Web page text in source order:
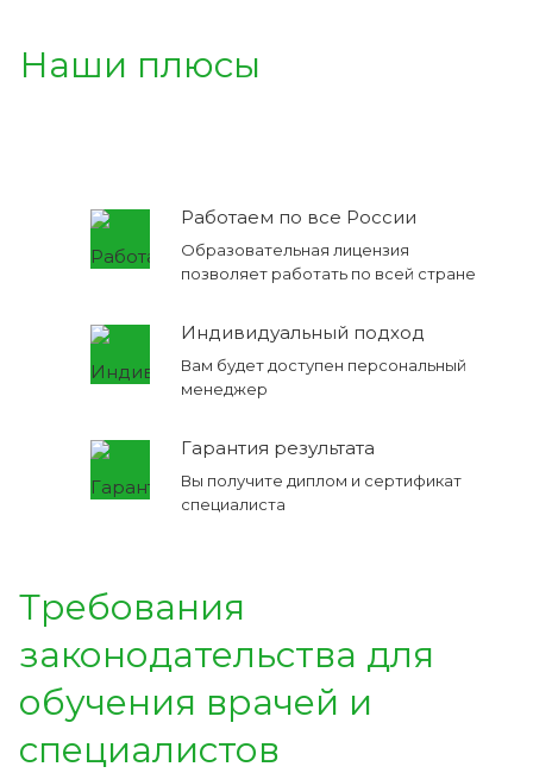
Наши плюсы
Работаем по все России
Образовательная лицензия
позволяет работать по всей стране
Индивидуальный подход
Вам будет доступен персональный
менеджер
Гарантия результата
Вы получите диплом и сертификат
специалиста
Требования
законодательства для
обучения врачей и
специалистов